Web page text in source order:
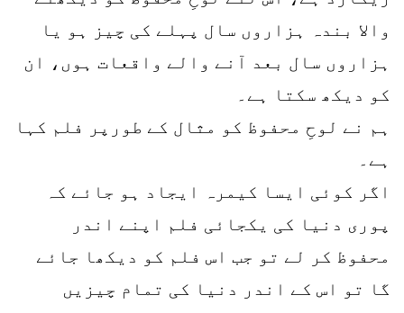
والا بندہ ہزاروں سال پہلے کی چیز ہو یا
ہزاروں سال بعد آنے والے واقعات ہوں، ان
کو دیکھ سکتا ہے۔
ہم نے لوحِ محفوظ کو مثال کے طورپر فلم کہا
ہے۔
اگر کوئی ایسا کیمرہ ایجاد ہو جائے کہ
پوری دنیا کی یکجائی فلم اپنے اندر
محفوظ کر لے تو جب اس فلم کو دیکھا جائے
گا تو اس کے اندر دنیا کی تمام چیزیں